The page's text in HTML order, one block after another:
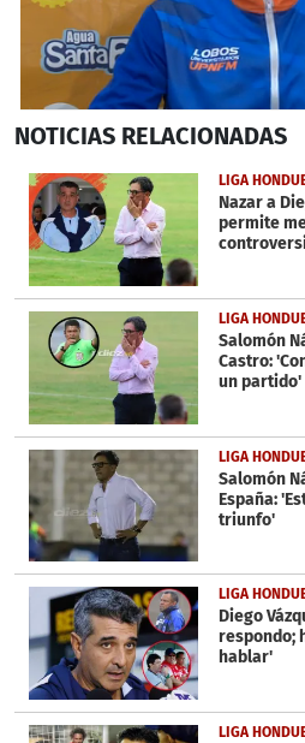
seconds
1
minute,
17
seconds
NOTICIAS RELACIONADAS
LIGA
Nazar a
permite
LIGA
Salomón
Castro:
un partido'
LIGA
Salomón
España:
triunfo'
LIGA
Diego
respondo;
hablar'
LIGA